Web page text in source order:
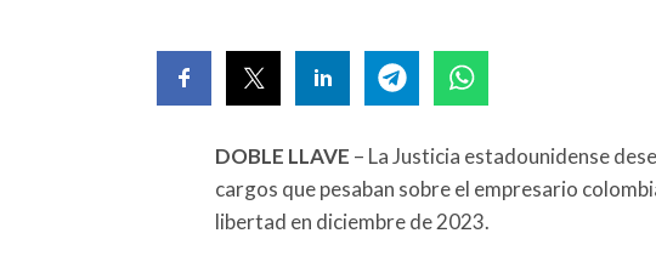
DOBLE LLAVE – La Justicia estadounidense
cargos que pesaban sobre el empresario
libertad en diciembre de 2023.